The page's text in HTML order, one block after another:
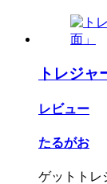
トレジャ
レビュー
たるがお
ゲットトレ